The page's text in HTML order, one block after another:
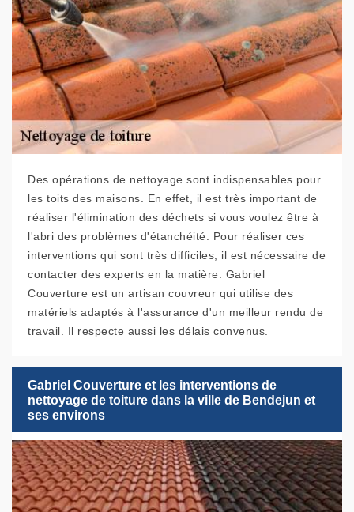
Des opérations de nettoyage sont indispensables pour
les toits des maisons. En effet, il est très important de
réaliser l'élimination des déchets si vous voulez être à
l'abri des problèmes d'étanchéité. Pour réaliser ces
interventions qui sont très difficiles, il est nécessaire de
contacter des experts en la matière. Gabriel
Couverture est un artisan couvreur qui utilise des
matériels adaptés à l'assurance d'un meilleur rendu de
travail. Il respecte aussi les délais convenus.
Gabriel Couverture et les interventions de
nettoyage de toiture dans la ville de Bendejun et
ses environs